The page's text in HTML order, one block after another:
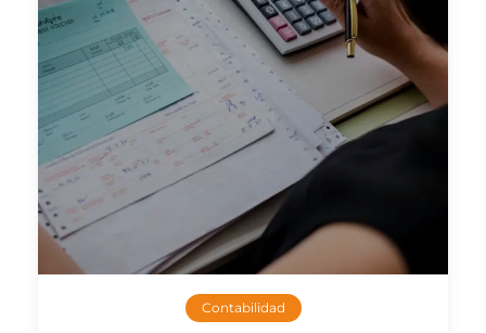
Contabilidad